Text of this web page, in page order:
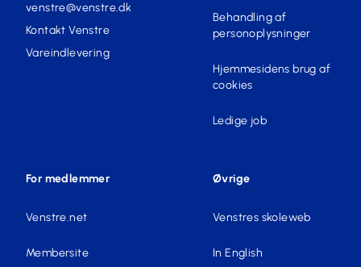
venstre@venstre.dk
Kontakt Venstre
Vareindlevering
Behandling af
personoplysninger
Hjemmesidens brug af
cookies
Ledige job
For medlemmer
Venstre.net
Membersite
Øvrige
Venstres skoleweb
In English